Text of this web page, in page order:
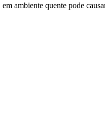
ambiente quente pode